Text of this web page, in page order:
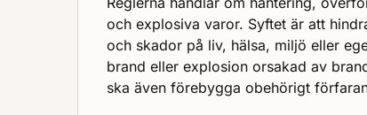
och explosiva varor. Syftet är att
och skador på liv, hälsa, miljö eller
brand eller explosion orsakad av
ska även förebygga obehörigt